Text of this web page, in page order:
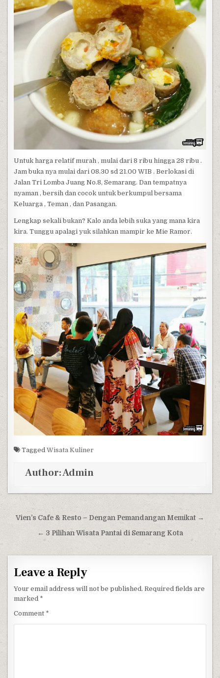
Untuk harga relatif murah , mulai dari 8 ribu hingga 28 ribu .
Jam buka nya mulai dari 08.30 sd 21.00 WIB . Berlokasi di
Jalan Tri Lomba Juang No.8, Semarang. Dan tempatnya
nyaman , bersih dan cocok untuk berkumpul bersama
Keluarga , Teman , dan Pasangan.
Lengkap sekali bukan? Kalo anda lebih suka yang mana kira
kira. Tunggu apalagi yuk silahkan mampir ke Mie Ramor.
TaggedWisata Kuliner
Author:Admin
Post navigation
Vien’s Cafe & Resto – Dengan Pemandangan Memikat →
← 3 Pilihan Wisata Pantai di Semarang Kota
Leave a Reply
Your email address will not be published. Required fields are
marked *
Comment *